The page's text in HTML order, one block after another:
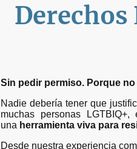
Derechos
Sin pedir permiso. Porque
Nadie debería tener que
muchas personas
una herramienta viva para
Desde nuestra experiencia